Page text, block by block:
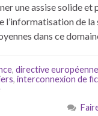
une assise solide et
l’informatisation de
dans ce
, directive européenne
, interconnexion de